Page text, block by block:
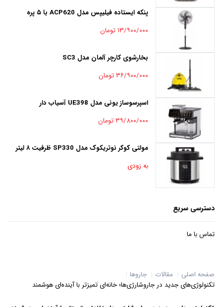
پنکه ایستاده فیلیپس مدل ACP620 با ۵ پره
۱۳/۹۰۰/۰۰۰ تومان
بخارشوی کارچر آلمان مدل SC3
۳۶/۹۰۰/۰۰۰ تومان
اسپرسوساز یونی مدل UE398 آسیاب دار
۳۹/۸۰۰/۰۰۰ تومان
مولتی کوکر نوتریکوک مدل SP330 ظرفیت ۸ لیتر
به زودی
دسترسی سریع
تماس با ما
صفحه اصلی مقالات
جاروها
تکنولوژی‌های جدید در جاروشارژی‌ها؛ خانه‌ای تمیزتر با آینده‌ای هوشمند